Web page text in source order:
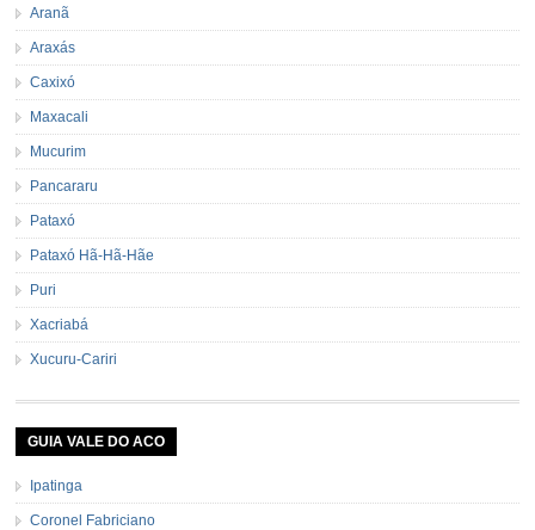
Aranã
Araxás
Caxixó
Maxacali
Mucurim
Pancararu
Pataxó
Pataxó Hã-Hã-Hãe
Puri
Xacriabá
Xucuru-Cariri
GUIA VALE DO ACO
Ipatinga
Coronel Fabriciano